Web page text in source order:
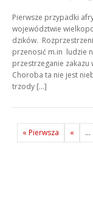
Pierwsze przypadki
województwie
dzików.
przenosić m.in ludzie
przestrzeganie zakazu
Choroba ta nie jest
trzody […]
« Pierwsza « ...